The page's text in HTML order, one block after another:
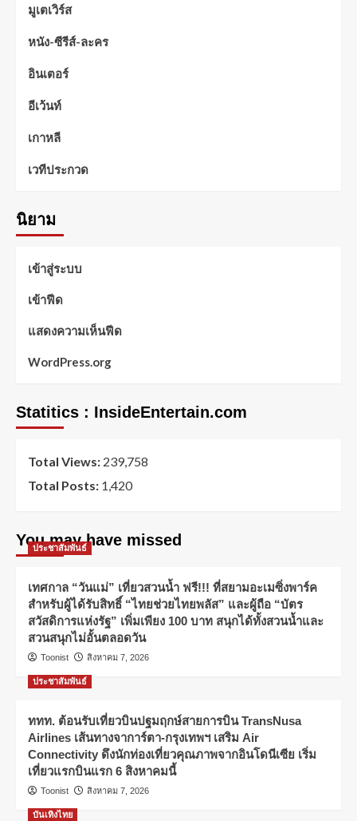
มูเตเวิร์ส
หนัง-ซีรีส์-ละคร
อินเตอร์
อีเว้นท์
เกาหลี
เวทีประกวด
นิยาม
เข้าสู่ระบบ
เข้าฟีด
แสดงความเห็นฟีด
WordPress.org
Statitics : InsideEntertain.com
Total Views: 239,758
Total Posts: 1,420
You may have missed
ประชาสัมพันธ์
เทศกาล “วันแม่” เที่ยวสวนน้ำ ฟรี!!! ที่สยามอะเมซิ่งพาร์ค
สำหรับผู้ได้รับสิทธิ์ “ไทยช่วยไทยพลัส” และผู้ถือ “บัตร
สวัสดิการแห่งรัฐ” เพิ่มเพียง 100 บาท สนุกได้ทั้งสวนน้ำและ
สวนสนุกไม่อั้นตลอดวัน
Toonist สิงหาคม 7, 2026
ประชาสัมพันธ์
ททท. ต้อนรับเที่ยวบินปฐมฤกษ์สายการบิน TransNusa
Airlines เส้นทางจาการ์ตา-กรุงเทพฯ เสริม Air
Connectivity ดึงนักท่องเที่ยวคุณภาพจากอินโดนีเซีย เริ่ม
เที่ยวแรกบินแรก 6 สิงหาคมนี้
Toonist สิงหาคม 7, 2026
บันเทิงไทย